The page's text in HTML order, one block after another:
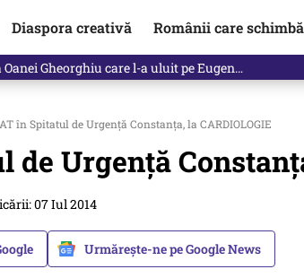
Diaspora creativă Românii care
de Guvern pentru toți românii
în Spitatul de Urgență Constanța, la CARDIOLOGIE
Urgență
07 Iul 2014
Urmărește-ne pe Google News